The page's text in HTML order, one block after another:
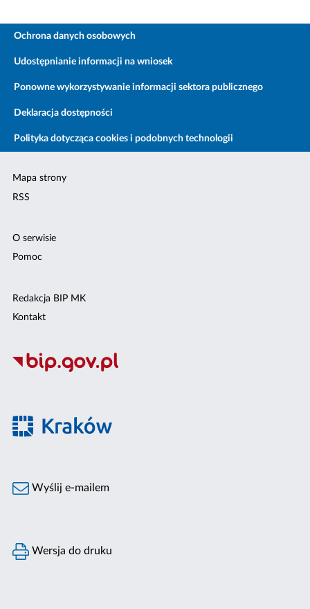
Ochrona danych osobowych
Udostępnianie informacji na wniosek
Ponowne wykorzystywanie informacji sektora publicznego
Deklaracja dostępności
Polityka dotycząca cookies i podobnych technologii
Mapa strony
RSS
O serwisie
Pomoc
Redakcja BIP MK
Kontakt
Wyślij e-mailem
Wersja do druku